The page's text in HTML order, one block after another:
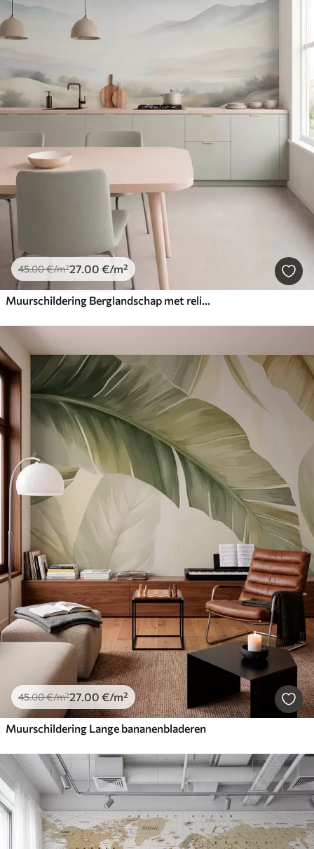
45.00€/m²27.00 €/m²
Muurschildering Berglandschap met reliëf
45.00€/m²27.00 €/m²
Muurschildering Lange bananenbladeren